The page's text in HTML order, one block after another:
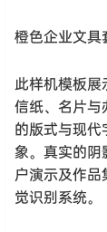
橙色企业文具
此样机模板展
信纸、名片与
的版式与现
象。真实的
户演示及作
觉识别系统。